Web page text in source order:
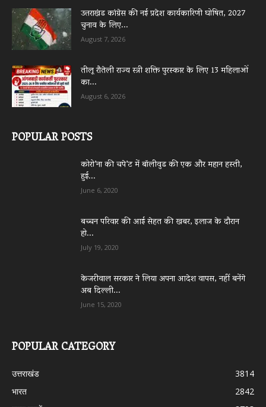
उत्तराखंड कांग्रेस की नई प्रदेश कार्यकारिणी घोषित, 2027
चुनाव के लिए...
August 7, 2026
तीलू रौतेली राज्य स्त्री शक्ति पुरस्कार के लिए 13 महिलाओं
का...
August 6, 2026
POPULAR POSTS
कोरो’ना की चपे’ट में बॉलीवुड की एक और महान हस्ती,
हुई...
June 6, 2020
बच्चन परिवार की आई सेहत की खबर, इलाज के दौरान
हो...
July 19, 2020
केजरीवाल सरकार ने लिया अपना आदेश वापस, नहीं बनेंगे
अब दिल्ली...
June 15, 2020
POPULAR CATEGORY
उत्तराखंड
3814
भारत
2842